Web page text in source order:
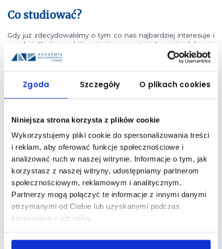
Zgoda Szczegóły O plikach cookies
Niniejsza strona korzysta z plików cookie
Wykorzystujemy pliki cookie do spersonalizowania treści
i reklam, aby oferować funkcje społecznościowe i
analizować ruch w naszej witrynie. Informacje o tym, jak
korzystasz z naszej witryny, udostępniamy partnerom
społecznościowym, reklamowym i analitycznym.
Partnerzy mogą połączyć te informacje z innymi danymi
otrzymanymi od Ciebie lub uzyskanymi podczas
korzystania z ich usług.
Co studiować?
Gdy już zdecydowaliśmy o tym co nas najbardziej interesuje i
co chcielibyśmy robić w życiu, pozostaje kwestia dobrania
odpowiedniego kierunku studiów
, pasującego do naszych
zamierzeń.
Najlepiej potraktować tę decyzję jako inwestycję i postarać się,
Nasz wybór oraz czas poświęcony na naukę musi
zaprocentować nie tylko wiedzą teoretyczną, ale również
zdobyciem umiejętności praktycznych oraz niezbędnego na
rynku pracy doświadczenia. Wszystko to możesz osiągnąć
dzięki dużej ilości zajęć praktycznych oraz praktykom
zawodowym, w trakcie których rozwiniesz swoje umiejętności i
będziesz je wykorzystywał wykonując zadania mające
zaprocentować w wybranym przez Ciebie zawodzie.
Pamiętaj, że im więcej wiedzy i doświadczenia zdobędziesz na